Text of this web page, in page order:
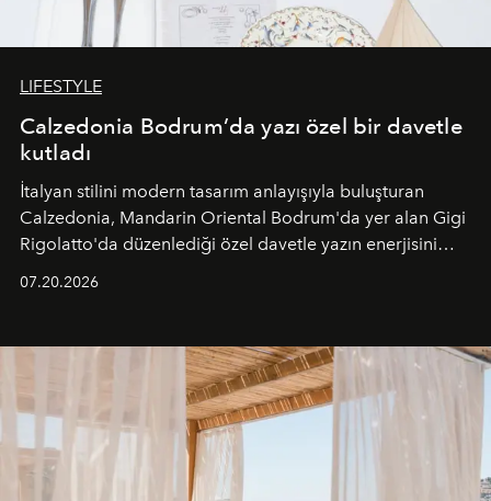
LIFESTYLE
Calzedonia Bodrum’da yazı özel bir davetle
kutladı
İtalyan stilini modern tasarım anlayışıyla buluşturan
Calzedonia, Mandarin Oriental Bodrum'da yer alan Gigi
Rigolatto'da düzenlediği özel davetle yazın enerjisini
07.20.2026